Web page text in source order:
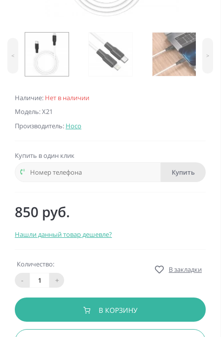
Наличие: Нет в наличии
Модель: X21
Производитель: Hoco
< >
Купить в один клик
Купить
850 руб.
Нашли данный товар дешевле?
Количество:
-
+
В закладки
В КОРЗИНУ